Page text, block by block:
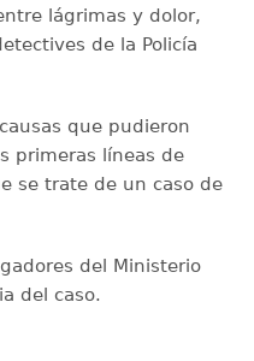
lágrimas y dolor,
de la Policía
que pudieron
primeras líneas de
se trate de un caso de
del Ministerio
del caso.